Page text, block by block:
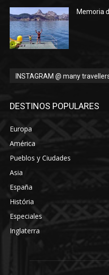
Memoria
INSTAGRAM @ many
DESTINOS POPULARES
Europa
América
Pueblos y Ciudades
Asia
España
História
Especiales
Inglaterra